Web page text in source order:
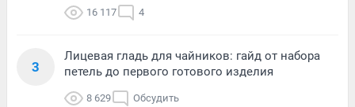
16 117 4
3
Лицевая гладь для чайников: гайд от набора
петель до первого готового изделия
8 629 Обсудить